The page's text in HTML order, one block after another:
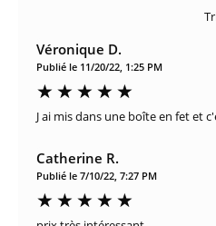
Véronique D.
Publié le 11/20/22, 1:25 PM
J ai mis dans une boîte en fet et
Catherine R.
Publié le 7/10/22, 7:27 PM